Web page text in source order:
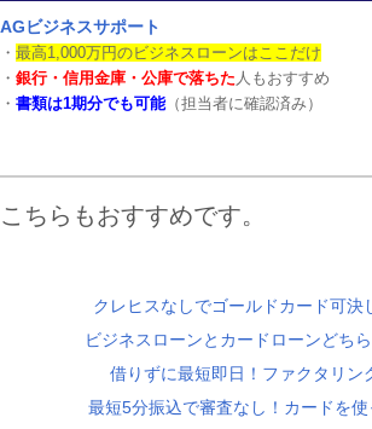
AGビジネスサポート
・ 最高1,000万円のビジネスローンはここだけ
・ 銀行・信用金庫・公庫で落ちた 人もおすすめ
・ 書類は1期分でも可能 （担当者に確認済み）
こちらもおすすめです。
クレヒスなしでゴールドカード可決
ビジネスローンとカードローンどち
借りずに最短即日！ファクタリン
最短5分振込で審査なし！カードを